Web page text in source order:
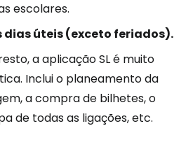
escolares.
dias úteis (exceto feriados).
a aplicação SL é muito
Inclui o planeamento da
a compra de bilhetes, o
de todas as ligações, etc.